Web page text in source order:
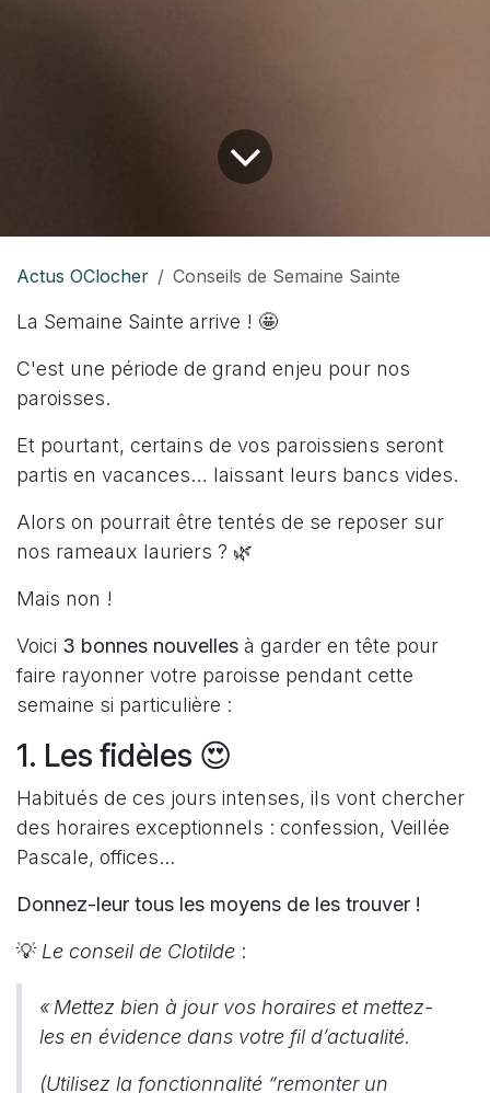
Actus OClocher Conseils de Semaine Sainte
La Semaine Sainte arrive ! 🤩
C'est une période de grand enjeu pour nos
paroisses.
Et pourtant, certains de vos paroissiens seront
partis en vacances… laissant leurs bancs vides.
Alors on pourrait être tentés de se reposer sur
nos rameaux lauriers ? 🌿
Mais non !
Voici 3 bonnes nouvelles à garder en tête pour
faire rayonner votre paroisse pendant cette
semaine si particulière :
1. Les fidèles 😍
Habitués de ces jours intenses, ils vont chercher
des horaires exceptionnels : confession, Veillée
Pascale, offices...
Donnez-leur tous les moyens de les trouver !
💡 Le conseil de Clotilde :
« Mettez bien à jour vos horaires et mettez-
les en évidence dans votre fil d’actualité.
(Utilisez la fonctionnalité “remonter un